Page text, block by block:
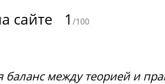
сайте 1 /100
баланс между теорией и